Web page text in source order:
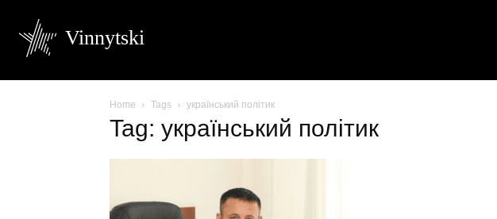
Vinnytski
Home Tags український політик
Tag: український політик